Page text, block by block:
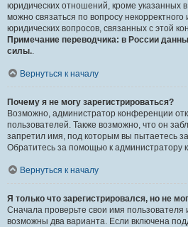
юридических отношений, кроме указанных
можно связаться по вопросу
юридических вопросов, связанных с этой
Примечание переводчика: в России
силы..
Вернуться к началу
Почему я не могу зарегистрироваться?
Возможно, администратор конференции
пользователей. Также возможно, что он
запретил имя, под которым вы пытаетесь
Обратитесь за помощью к администратору
Вернуться к началу
Я только что зарегистрировался, но не
Сначала проверьте свои имя
возможны два варианта. Если включена